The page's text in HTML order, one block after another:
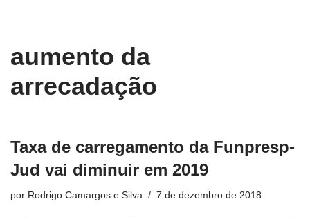
para
conteúdo
aumento da
arrecadação
Taxa de carregamento da Funpresp-
Jud vai diminuir em 2019
por Rodrigo Camargos e Silva 7 de dezembro de 2018